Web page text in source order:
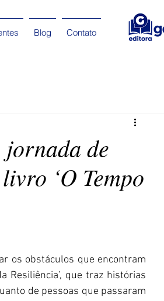
Blog Contato
de
‘O Tempo
os obstáculos que encontram
Resiliência’, que traz histórias
de pessoas que passaram